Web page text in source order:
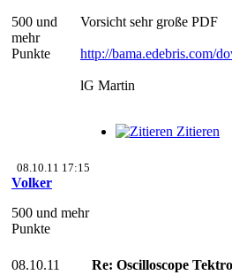
500 und
mehr
Punkte
Vorsicht sehr große PDF
http://bama.edebris.com/
lG Martin
Zitieren
08.10.11 17:15
Volker
500 und mehr
Punkte
08.10.11
Re: Oscilloscope